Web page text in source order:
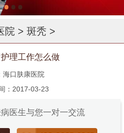
院 > 斑秃 >
理工作怎么做
海口肤康医院
：2017-03-23
医生与您一对一交流